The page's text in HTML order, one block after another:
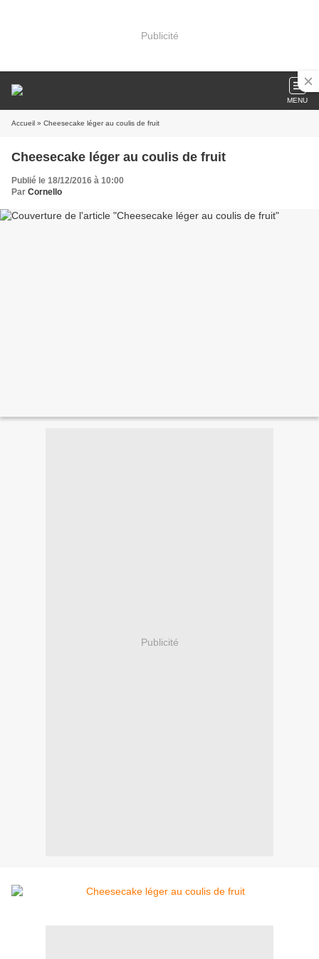
Publicité
MENU
Accueil » Cheesecake léger au coulis de fruit
Cheesecake léger au coulis de fruit
Publié le 18/12/2016 à 10:00
Par Cornello
Publicité